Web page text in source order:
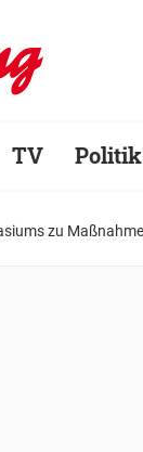
TV Politik
zu